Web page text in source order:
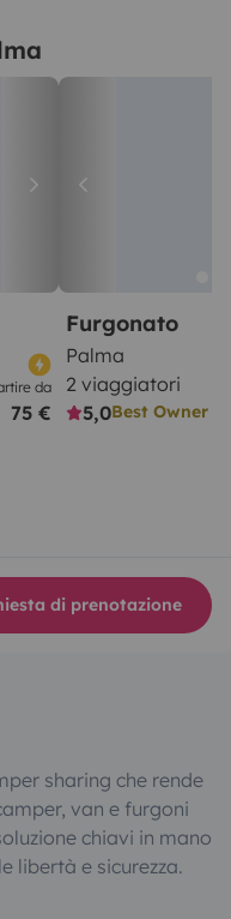
da
75 €
Furgonato
Palma
2 viaggiatori
5,0Best Owner
di prenotazione
sharing che rende
van e furgoni
chiavi in mano
libertà e sicurezza.